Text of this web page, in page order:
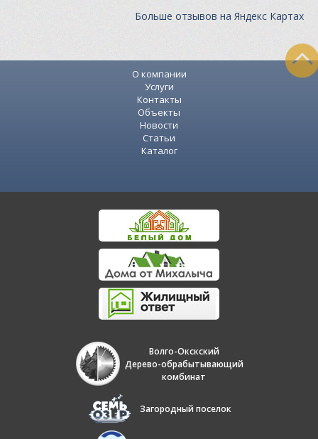
Больше отзывов на Яндекс Картах
О компании
Услуги
Контакты
Объекты
Новости
Статьи
Каталог
Волго-Окскский
Дерево-обрабытывающий
комбинат
Загородный поселок